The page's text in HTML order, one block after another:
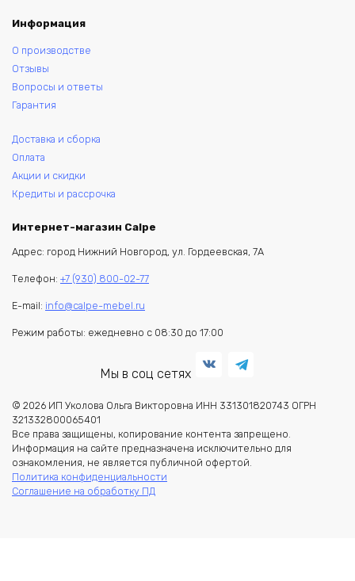
Информация
О производстве
Отзывы
Вопросы и ответы
Гарантия
Доставка и сборка
Оплата
Акции и скидки
Кредиты и рассрочка
Интернет-магазин Calpe
Адрес: город Нижний Новгород, ул. Гордеевская, 7А
Телефон: +7 (930) 800-02-77
E-mail: info@calpe-mebel.ru
Режим работы: ежедневно с 08:30 до 17:00
Мы в соц сетях
© 2026 ИП Уколова Ольга Викторовна ИНН 331301820743 ОГРН
321332800065401
Все права защищены, копирование контента запрещено.
Информация на сайте предназначена исключительно для
ознакомления, не является публичной офертой.
Политика конфиденциальности
Соглашение на обработку ПД